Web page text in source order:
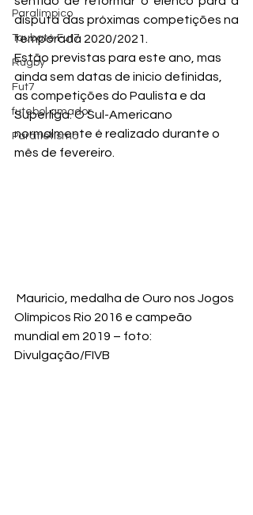
Paralímpico
Taubaté Fut7
Rugby
Fut7
futebol amador
Paratletismo
disputa das próximas competições na
temporada 2020/2021.
Estão previstas para este ano, mas
ainda sem datas de inicio definidas,
as competições do Paulista e da
Superliga. O Sul-Americano
normalmente é realizado durante o
mês de fevereiro.
Olímpicos Rio 2016 e campeão
mundial em 2019 – foto:
Divulgação/FIVB